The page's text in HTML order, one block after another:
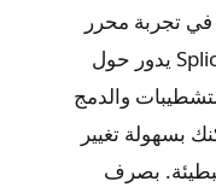
تجربة محرر
الفيديو Splcie. كما ترى، فإن Splice يدور حول
والدمج
بسهولة تغيير
بصرف